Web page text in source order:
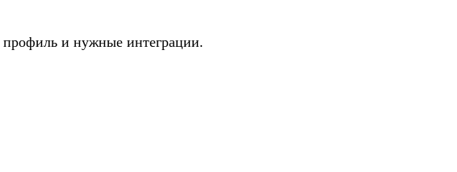
профиль и нужные интеграции.